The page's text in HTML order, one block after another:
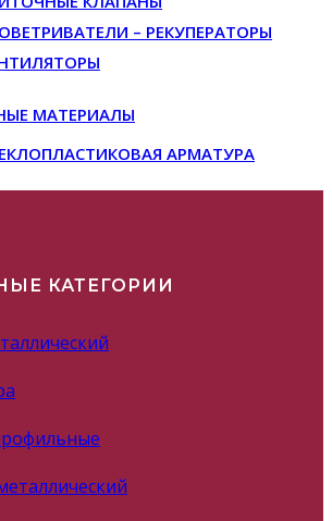
– РЕКУПЕРАТОРЫ
МАТЕРИАЛЫ
АРМАТУРА
КАТЕГОРИИ